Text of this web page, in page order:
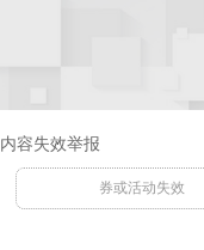
内容失效举报
券或活动失效